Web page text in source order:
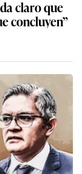
claro que
concluyen”